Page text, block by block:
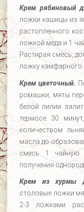
Крем рябиновый
ложки кашицы из
растопленного
ложкой меда и 1
Растирая смесь,
ложку камфарного
Крем цветочный.
ромашки, мяты
белой лилии
термосе 30
количеством
масла до
смесь 1 чайную
получения
Крем из хурмы
столовые ложки
2-3 ложками